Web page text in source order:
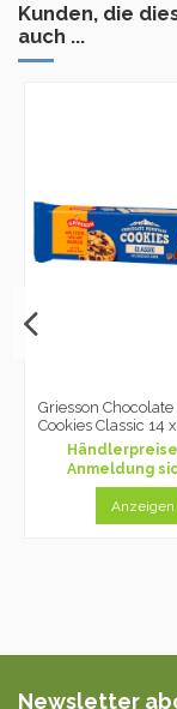
Kunden, die
auch ...
Griesson
Cookies Classic 14
Anmeldung
Anzeigen
Newsletter